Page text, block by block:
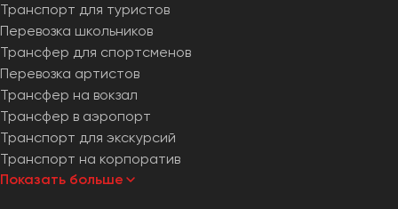
Транспорт для туристов
Перевозка школьников
Трансфер для спортсменов
Перевозка артистов
Трансфер на вокзал
Трансфер в аэропорт
Транспорт для экскурсий
Транспорт на корпоратив
Показать больше